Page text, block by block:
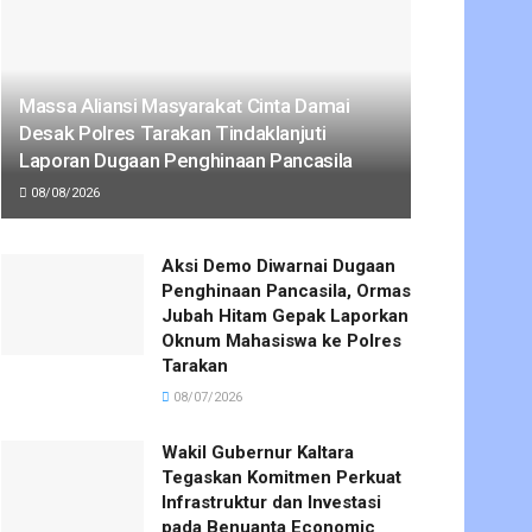
Massa Aliansi Masyarakat Cinta Damai
Desak Polres Tarakan Tindaklanjuti
Laporan Dugaan Penghinaan Pancasila
08/08/2026
Aksi Demo Diwarnai Dugaan
Penghinaan Pancasila, Ormas
Jubah Hitam Gepak Laporkan
Oknum Mahasiswa ke Polres
Tarakan
08/07/2026
Wakil Gubernur Kaltara
Tegaskan Komitmen Perkuat
Infrastruktur dan Investasi
pada Benuanta Economic